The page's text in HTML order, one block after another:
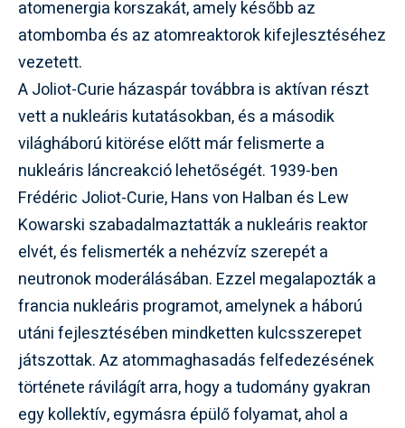
atomenergia korszakát, amely később az
atombomba és az atomreaktorok kifejlesztéséhez
vezetett.
A Joliot-Curie házaspár továbbra is aktívan részt
vett a nukleáris kutatásokban, és a második
világháború kitörése előtt már felismerte a
nukleáris láncreakció lehetőségét. 1939-ben
Frédéric Joliot-Curie, Hans von Halban és Lew
Kowarski szabadalmaztatták a nukleáris reaktor
elvét, és felismerték a nehézvíz szerepét a
neutronok moderálásában. Ezzel megalapozták a
francia nukleáris programot, amelynek a háború
utáni fejlesztésében mindketten kulcsszerepet
játszottak. Az atommaghasadás felfedezésének
története rávilágít arra, hogy a tudomány gyakran
egy kollektív, egymásra épülő folyamat, ahol a